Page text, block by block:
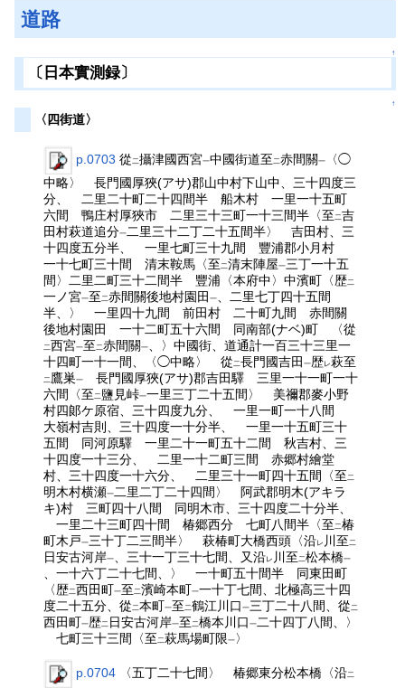
道路
↑
〔日本實測録〕
↑
〈四街道〉
p.0703 從 二攝津國西宮一中國街道至 二赤間關一
〈◯
中略〉 長門國厚狹(アサ)郡山中村下山中、三十四度三
分、 二里二十町二十四間半 船木村 一里一十五町
六間 鴨庄村厚狹市 二里三十三町一十三間半〈至 二吉
田村萩道追分一 二里三十二丁二十五間半〉 吉田村、三
十四度五分半、 一里七町三十九間 豐浦郡小月村
一十七町三十間 清末鞍馬〈至 二清末陣屋一三丁一十五
間〉二里二町三十二間半 豐浦〈本府中〉中濱町〈歴二
一ノ宮一至 二赤間關後地村園田一
、二里七丁四十五間
半、〉 一里四十九間 前田村 二十町九間 赤間關
後地村園田 一十二町五十六間 同南部(ナベ)町 〈從
二西宮一至 二赤間關一
、〉中國街、道通計一百三十三里一
十四町一十一間、〈◯中略〉 從 二長門國吉田一歴レ萩至
二 鷹巣一
長門國厚狹(アサ)郡吉田驛 三里一十一町一十
六間〈至 二 鹽見峠一一里三丁二十五間〉 美禰郡麥小野
村四郞ケ原宿、三十四度九分、 一里一町一十八間
大嶺村吉則、三十四度一十分半、 一里一十五町三十
五間 同河原驛 一里二十一町五十二間 秋吉村、三
十四度一十三分、 二里一十二町三間 赤郷村繪堂
村、三十四度一十六分、 二里三十一町四十五間〈至 二
明木村横瀬一 二里二丁二十四間〉 阿武郡明木(アキラ
キ)村 三町四十八間 同明木市、三十四度二十分半、
一里二十三町四十間 椿郷西分 七町八間半〈至 二椿
町木戸一三十丁二三間半〉 萩椿町大橋西頭〈沿レ 川至 二
日安古河岸一 、三十一丁三十七間、又沿レ 川至 二松本橋一
、一十六丁二十七間、〉 一十町五十間半 同東田町
〈歴二西田町一至 二濱崎本町一一十丁七間、北極高三十四
度二十五分、從 二本町一至 二鶴江川口一三丁二十八間、從 二
西田町一歴二 日安古河岸一至 二橋本川口一 二十四丁八間、〉
七町三十三間〈至 二萩馬場町限一 〉
p.0704 〈五丁二十七間〉 椿郷東分松本橋〈沿二